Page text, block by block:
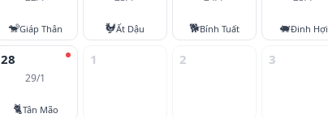
🐒Giáp Thân 🐓Ất Dậu 🐕Bính Tuất 🐖Đinh Hợi
28
29/1
🐈Tân Mão
1 2 3